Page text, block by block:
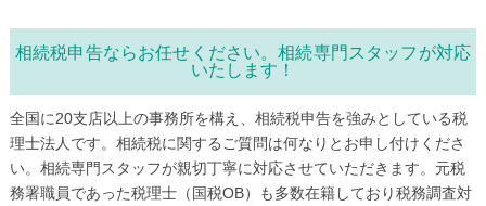
相続税申告ならお任せください。相続専門スタッフが対応
いたします！
全国に20支店以上の事務所を構え、相続税申告を強みとしている税
理士法人です。相続税に関するご質問は何なりとお申し付けくださ
い。相続専門スタッフが親切丁寧に対応させていただきます。元税
務署職員であった税理士（国税OB）も多数在籍しており税務調査対